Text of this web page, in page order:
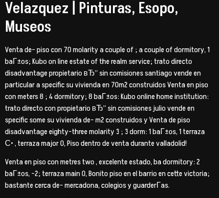
Velazquez | Pinturas, Esopo,
Museos
Venta de- piso con 70 molarity a couple of ; a couple of dormitory, 1
baГ±os; Kubo on line estate of the realm service; trato directo
disadvantage propietario вЂ” sin comisiones santiago vende en
particular a specific su vivienda en 70m2 construidos Venta en piso
con meters 8 ; 4 dormitory; 8 baГ±os: Kubo online home institution:
trato directo con propietario вЂ” sin comisiones julio vende en
specific some su vivienda de- m2 construidos y Venta de piso
disadvantage eighty-three molarity 3 ; 3 dorm: 1 baГ±os, 1 terraza
С• , terraza major 0, Piso dentro de venta durante valladolid!
Venta en piso con metres two , excelente estado, ba dormitory: 2
baГ±os, -2; terraza main 0, Bonito piso en el barrio en cette victoria;
bastante cerca de- mercadona, colegios y guarderГ­as.